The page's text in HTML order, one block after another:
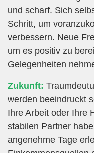
und scharf. Sich
Schritt, um
verbessern. Neue
um es positiv zu
Gelegenheiten
Zukunft:
werden beeindruckt
Ihre Arbeit oder Ihre
stabilen Partner
angenehme Tage